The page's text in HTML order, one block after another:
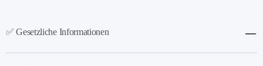
✅ Gesetzliche Informationen